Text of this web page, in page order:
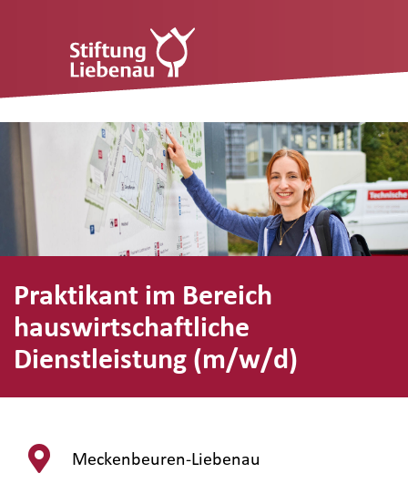
Praktikant im Bereich
hauswirtschaftliche
Dienstleistung (m/w/d)
Meckenbeuren-Liebenau